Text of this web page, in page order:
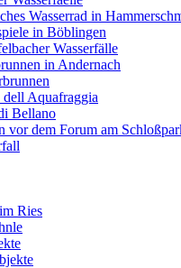
Wasserrad in
in Böblingen
Wasserfälle
in Andernach
dell Aquafraggia
Bellano
vor dem Forum am
Ries